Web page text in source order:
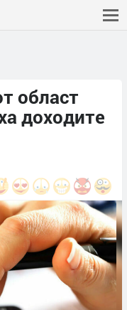
област
доходите